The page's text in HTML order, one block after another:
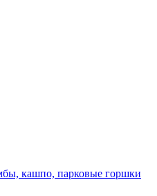
кашпо, парковые горшки